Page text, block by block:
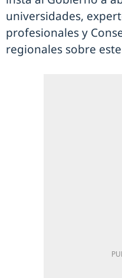
universidades,
profesionales y
regionales sobre